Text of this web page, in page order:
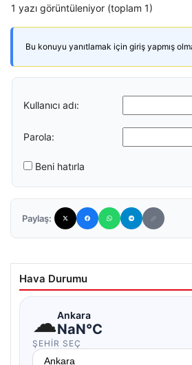
1 yazı görüntüleniyor (toplam 1)
Bu konuyu yanıtlamak için giriş yapmış
Kullanıcı adı:
Parola:
Beni hatırla
Paylaş:
Hava Durumu
☁Ankara
NaN°C
ŞEHIR SEÇ